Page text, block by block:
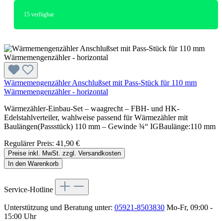
15 verfügbar
Wärmemengenzähler Anschlußset mit Pass-Stück für 110 mm
Wärmemengenzähler - horizontal
Wärmezähler-Einbau-Set – waagrecht – FBH- und HK-
Edelstahlverteiler, wahlweise passend für Wärmezähler mit
Baulängen(Passstück) 110 mm – Gewinde ¾“ IGBaulänge:110 mm
Regulärer Preis: 41,90 €
Preise inkl. MwSt. zzgl. Versandkosten
In den Warenkorb
Service-Hotline
Unterstützung und Beratung unter: 05921-8503830 Mo-Fr, 09:00 -
15:00 Uhr